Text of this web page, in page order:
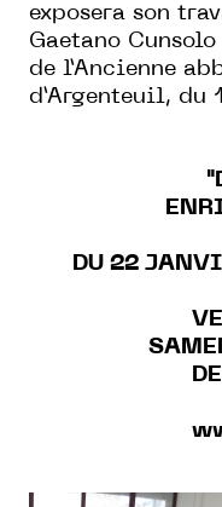
exposera son
Gaetano
de l’Ancienne
d’Argenteuil, du
DU 22